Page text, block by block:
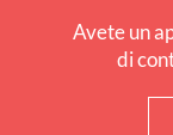
Avete un
di